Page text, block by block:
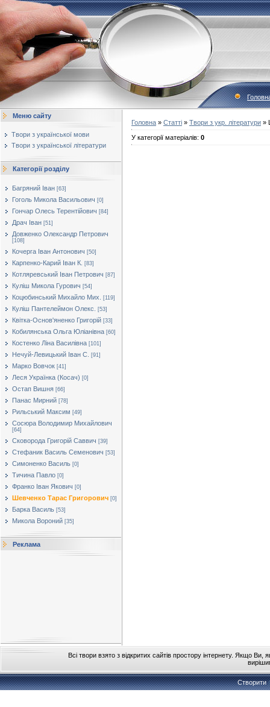
Меню сайту
Твори з української мови
Твори з української літератури
Категорії розділу
Багряний Іван [63]
Гоголь Микола Васильович [0]
Гончар Олесь Терентійович [84]
Драч Іван [51]
Довженко Олександр Петрович
[108]
Кочерга Іван Антонович [50]
Карпенко-Карий Іван К. [83]
Котляревський Іван Петрович [87]
Куліш Микола Гурович [54]
Коцюбинський Михайло Мих. [119]
Куліш Пантелеймон Олекс. [53]
Квітка-Основ'яненко Григорій [33]
Кобилянська Ольга Юліанівна [60]
Костенко Ліна Василівна [101]
Нечуй-Левицький Іван С. [91]
Марко Вовчок [41]
Леся Українка (Косач) [0]
Остап Вишня [66]
Панас Мирний [78]
Рильський Максим [49]
Сосюра Володимир Михайлович
[64]
Сковорода Григорій Саввич [39]
Стефаник Василь Семенович [53]
Симоненко Василь [0]
Тичина Павло [0]
Франко Іван Якович [0]
Шевченко Тарас Григорович [0]
Барка Василь [53]
Микола Вороний [35]
Реклама
Головна » Статті » Твори з укр. літератури »
У категорії матеріалів: 0
Всі твори взято з відкритих сайтів простору інтернету. Якщо
Створити